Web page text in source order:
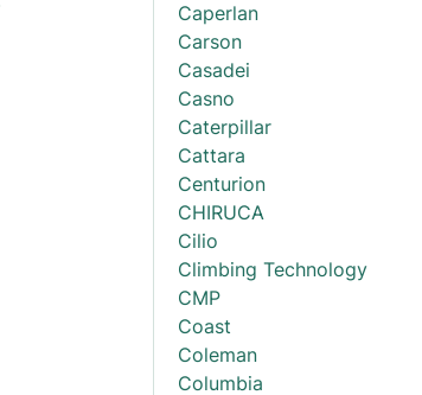
Caperlan
Carson
Casadei
Casno
Caterpillar
Cattara
Centurion
CHIRUCA
Cilio
Climbing Technology
CMP
Coast
Coleman
Columbia